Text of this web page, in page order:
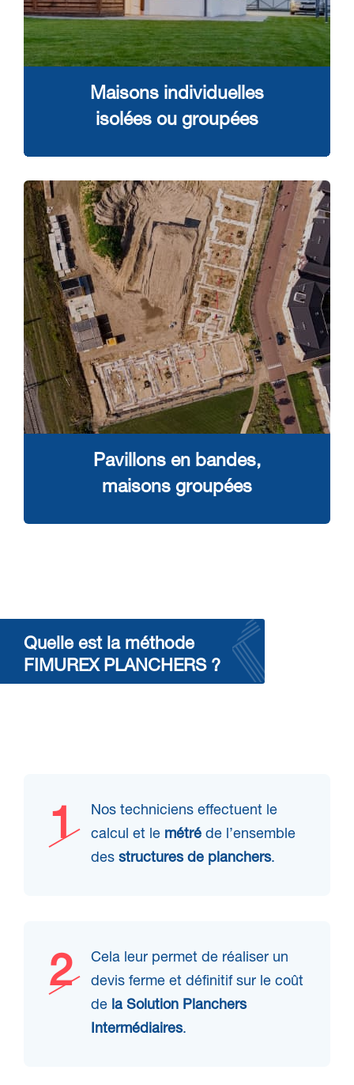
Maisons individuelles
isolées ou groupées
Pavillons en bandes,
maisons groupées
Quelle est la méthode
FIMUREX PLANCHERS ?
Nos techniciens effectuent le
calcul et le métré de l’ensemble
des structures de planchers.
Cela leur permet de réaliser un
devis ferme et définitif sur le coût
de la Solution Planchers
Intermédiaires.